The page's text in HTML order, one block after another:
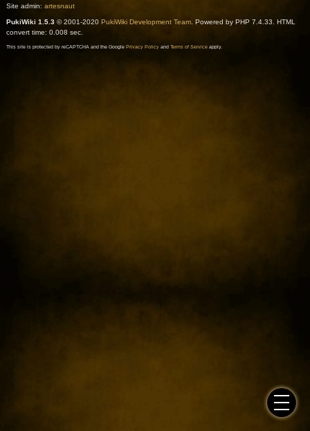
Site admin: artesnaut
PukiWiki 1.5.3© 2001-2020 PukiWiki Development Team. Powered by PHP 7.4.33. HTML
convert time: 0.008 sec.
This site is protected by reCAPTCHA and the Google Privacy Policyand Terms of Serviceapply.